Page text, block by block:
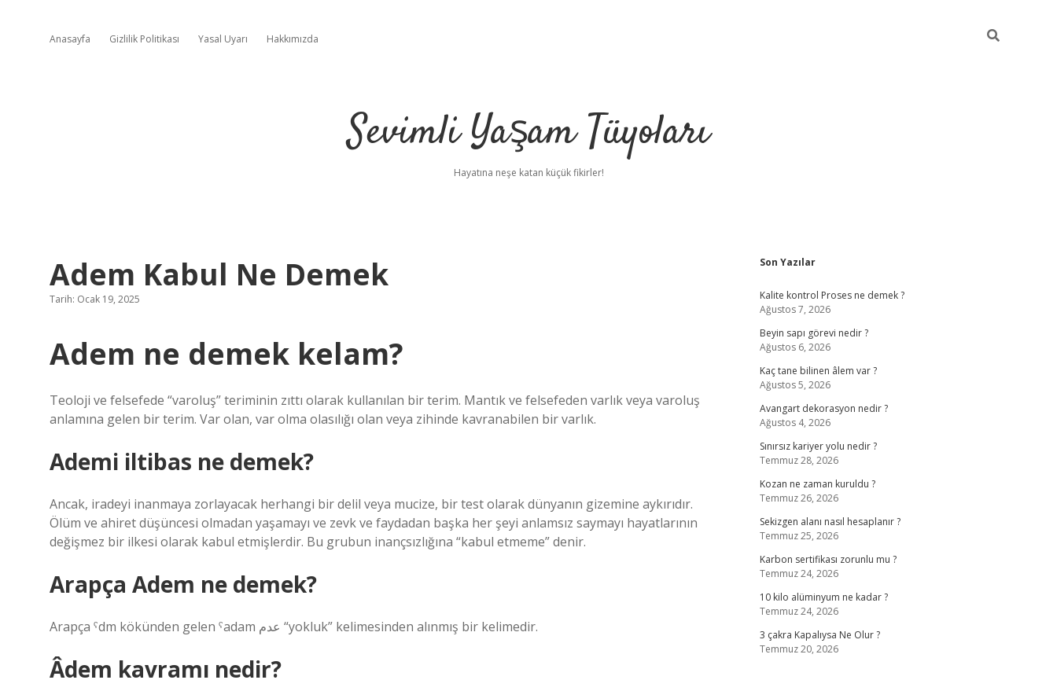
Anasayfa Gizlilik Politikası Yasal Uyarı Hakkımızda
Sevimli Yaşam Tüyoları
Hayatına neşe katan küçük fikirler!
Adem Kabul Ne Demek
Tarih: Ocak 19, 2025
Adem ne demek kelam?
Teoloji ve felsefede “varoluş” teriminin zıttı olarak kullanılan bir terim. Mantık ve felsefeden varlık veya varoluş
anlamına gelen bir terim. Var olan, var olma olasılığı olan veya zihinde kavranabilen bir varlık.
Ademi iltibas ne demek?
Ancak, iradeyi inanmaya zorlayacak herhangi bir delil veya mucize, bir test olarak dünyanın gizemine aykırıdır.
Ölüm ve ahiret düşüncesi olmadan yaşamayı ve zevk ve faydadan başka her şeyi anlamsız saymayı hayatlarının
değişmez bir ilkesi olarak kabul etmişlerdir. Bu grubun inançsızlığına “kabul etmeme” denir.
Arapça Adem ne demek?
Arapça ˁdm kökünden gelen ˁadam عدم “yokluk” kelimesinden alınmış bir kelimedir.
Âdem kavramı nedir?
Sidebar
Son Yazılar
Kalite kontrol Proses ne demek ?
Ağustos 7, 2026
Beyin sapı görevi nedir ?
Ağustos 6, 2026
Kaç tane bilinen âlem var ?
Ağustos 5, 2026
Avangart dekorasyon nedir ?
Ağustos 4, 2026
Sınırsız kariyer yolu nedir ?
Temmuz 28, 2026
Kozan ne zaman kuruldu ?
Temmuz 26, 2026
Sekizgen alanı nasıl hesaplanır ?
Temmuz 25, 2026
Karbon sertifikası zorunlu mu ?
Temmuz 24, 2026
10 kilo alüminyum ne kadar ?
Temmuz 24, 2026
3 çakra Kapalıysa Ne Olur ?
Temmuz 20, 2026